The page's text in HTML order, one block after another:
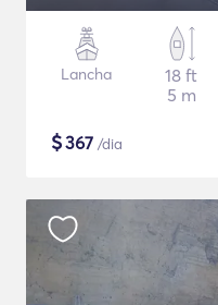
Lancha
18 ft
5 m
$367 /dia